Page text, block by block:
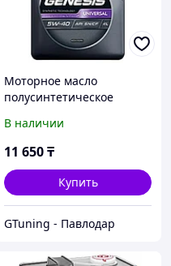
Моторное масло
полусинтетическое
5W-40, 4 л
В наличии
11 650₸
Купить
GTuning - Павлодар